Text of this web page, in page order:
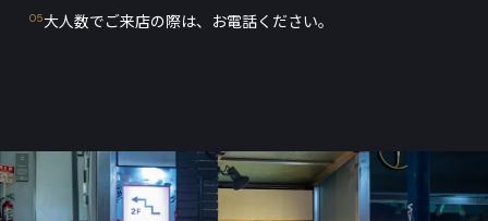
05大人数でご来店の際は、お電話ください。